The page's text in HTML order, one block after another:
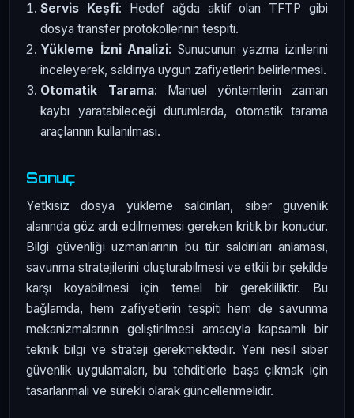
Servis Keşfi: Hedef ağda aktif olan TFTP gibi
dosya transfer protokollerinin tespiti.
Yükleme İzni Analizi: Sunucunun yazma izinlerini
inceleyerek, saldırıya uygun zafiyetlerin belirlenmesi.
Otomatik Tarama: Manuel yöntemlerin zaman
kaybı yaratabileceği durumlarda, otomatik tarama
araçlarının kullanılması.
Sonuç
Yetkisiz dosya yükleme saldırıları, siber güvenlik
alanında göz ardı edilmemesi gereken kritik bir konudur.
Bilgi güvenliği uzmanlarının bu tür saldırıları anlaması,
savunma stratejilerini oluşturabilmesi ve etkili bir şekilde
karşı koyabilmesi için temel bir gerekliliktir. Bu
bağlamda, hem zafiyetlerin tespiti hem de savunma
mekanizmalarının geliştirilmesi amacıyla kapsamlı bir
teknik bilgi ve strateji gerekmektedir. Yeni nesil siber
güvenlik uygulamaları, bu tehditlerle başa çıkmak için
tasarlanmalı ve sürekli olarak güncellenmelidir.